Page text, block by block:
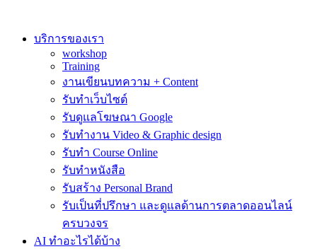
contentบริการของเรา
workshop
Training
งานเขียนบทความ + Content
รับทำเว็บไซต์
รับดูแลโฆษณา Google
รับทำงาน Video & Graphic design
รับทำ Course Online
รับทำหนังสือ
รับสร้าง Personal Brand
รับเป็นที่ปรึกษา และดูแลด้านการตลาดออนไลน์
ครบวงจร
AI ทำอะไรได้บ้าง